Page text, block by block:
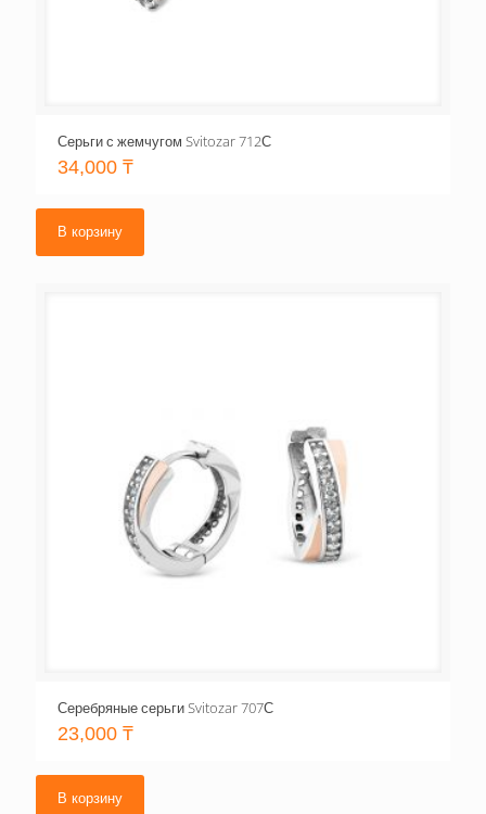
Серьги с жемчугом Svitozar 712С
34,000 ₸
В корзину
Серебряные серьги Svitozar 707С
23,000 ₸
В корзину